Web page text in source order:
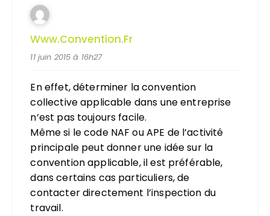
Www.convention.fr
11 juin 2015 à 16h27
En effet, déterminer la convention
collective applicable dans une entreprise
n’est pas toujours facile.
Même si le code NAF ou APE de l’activité
principale peut donner une idée sur la
convention applicable, il est préférable,
dans certains cas particuliers, de
contacter directement l’inspection du
travail.